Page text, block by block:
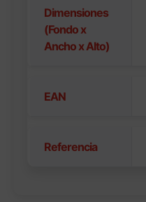
Dimensiones
(Fondo x
Ancho x Alto)
EAN
Referencia